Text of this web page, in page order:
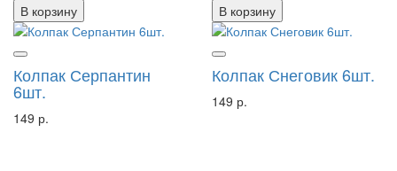
В корзину В корзину
Колпак Серпантин
6шт.
149 р.
Колпак Снеговик 6шт.
149 р.